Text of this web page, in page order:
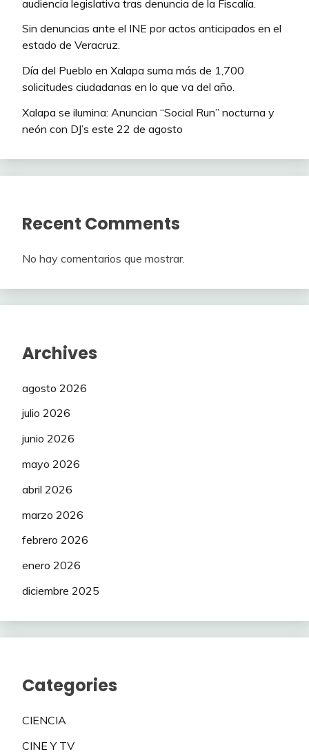
audiencia legislativa tras denuncia de la Fiscalía.
Sin denuncias ante el INE por actos anticipados en el
estado de Veracruz.
Día del Pueblo en Xalapa suma más de 1,700
solicitudes ciudadanas en lo que va del año.
Xalapa se ilumina: Anuncian “Social Run” nocturna y
neón con DJ’s este 22 de agosto
Recent Comments
No hay comentarios que mostrar.
Archives
agosto 2026
julio 2026
junio 2026
mayo 2026
abril 2026
marzo 2026
febrero 2026
enero 2026
diciembre 2025
Categories
CIENCIA
CINE Y TV